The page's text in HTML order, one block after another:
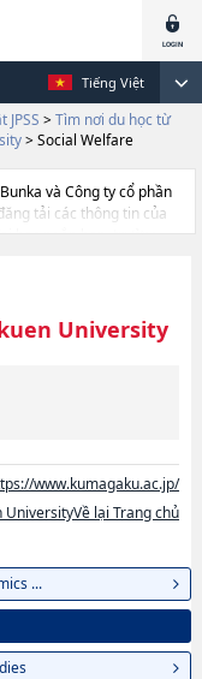
Tiếng Việt
> Tìm nơi du học từ
> Social Welfare
và Công ty cổ phần
tải các thông tin của
học ngắn hạn, trường
các Graduate School of
based Cultural
nghiên cứu, thông tin liên
University
www.kumagaku.ac.jp/
UniversityVề lại Trang chủ
...